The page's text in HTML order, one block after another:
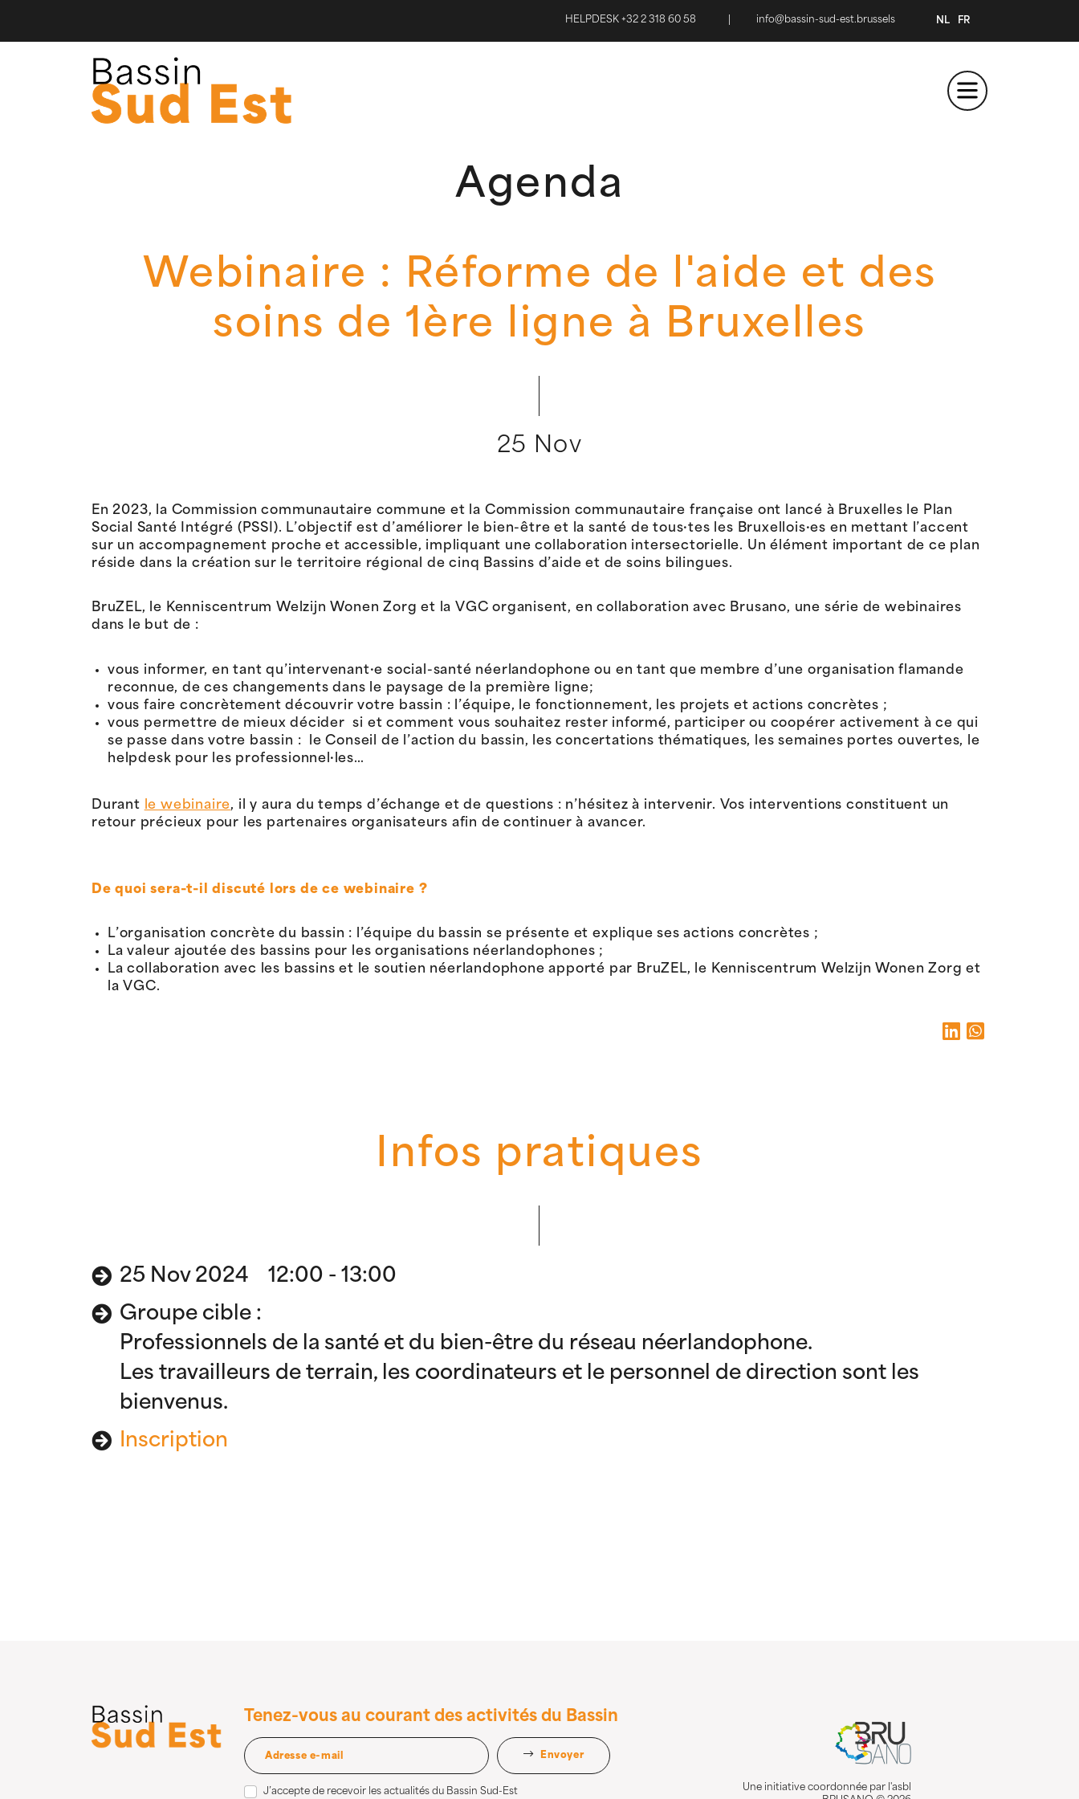
HELPDESK +32 2 318 60 58 info@bassin-sud-est.brussels NL FR
Agenda
Webinaire : Réforme de l'aide et des
soins de 1ère ligne à Bruxelles
25 Nov
En 2023, la Commission communautaire commune et la Commission communautaire française ont lancé à Bruxelles le Plan
Social Santé Intégré (PSSI). L’objectif est d’améliorer le bien-être et la santé de tous·tes les Bruxellois·es en mettant l’accent
sur un accompagnement proche et accessible, impliquant une collaboration intersectorielle. Un élément important de ce plan
réside dans la création sur le territoire régional de cinq Bassins d’aide et de soins bilingues.
BruZEL, le Kenniscentrum Welzijn Wonen Zorg et la VGC organisent, en collaboration avec Brusano, une série de webinaires
dans le but de :
vous informer, en tant qu’intervenant·e social-santé néerlandophone ou en tant que membre d’une organisation flamande
reconnue, de ces changements dans le paysage de la première ligne;
vous faire concrètement découvrir votre bassin : l’équipe, le fonctionnement, les projets et actions concrètes ;
vous permettre de mieux décider si et comment vous souhaitez rester informé, participer ou coopérer activement à ce qui
se passe dans votre bassin : le Conseil de l’action du bassin, les concertations thématiques, les semaines portes ouvertes, le
helpdesk pour les professionnel·les…
Durant le webinaire, il y aura du temps d’échange et de questions : n’hésitez à intervenir. Vos interventions constituent un
retour précieux pour les partenaires organisateurs afin de continuer à avancer.
De quoi sera-t-il discuté lors de ce webinaire ?
L’organisation concrète du bassin : l’équipe du bassin se présente et explique ses actions concrètes ;
La valeur ajoutée des bassins pour les organisations néerlandophones ;
La collaboration avec les bassins et le soutien néerlandophone apporté par BruZEL, le Kenniscentrum Welzijn Wonen Zorg et
la VGC.
Infos pratiques
25 Nov 2024 12:00 - 13:00
Groupe cible :
Professionnels de la santé et du bien-être du réseau néerlandophone.
Les travailleurs de terrain, les coordinateurs et le personnel de direction sont les
bienvenus.
Inscription
Tenez-vous au courant des activités du Bassin
Envoyer
J’accepte de recevoir les actualités du Bassin Sud-Est
Une initiative coordonnée par l'asbl